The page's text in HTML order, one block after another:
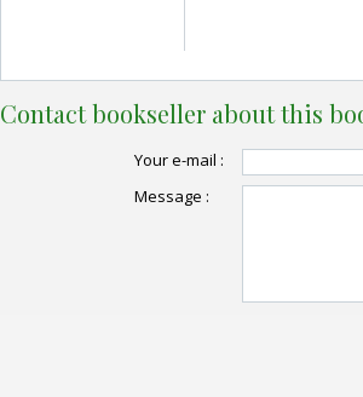
Contact bookseller about this
Your e-mail :
Message :